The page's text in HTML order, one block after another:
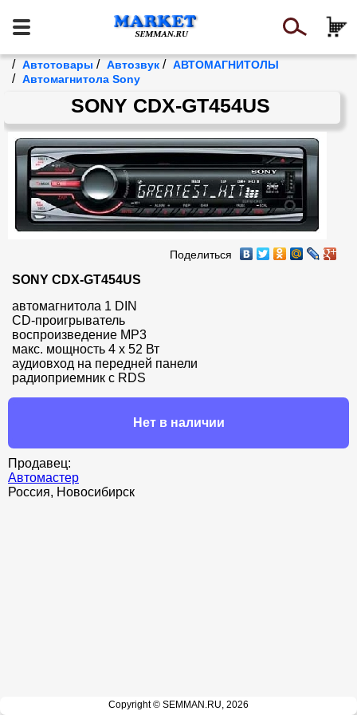
/ Автотовары / Автозвук / АВТОМАГНИТОЛЫ
/ Автомагнитола Sony
SONY CDX-GT454US
Поделиться
SONY CDX-GT454US
автомагнитола 1 DIN
CD-проигрыватель
воспроизведение MP3
макс. мощность 4 x 52 Вт
аудиовход на передней панели
радиоприемник с RDS
Нет в наличии
Продавец:
Автомастер
Россия, Новосибирск
Copyright © SEMMAN.RU, 2026